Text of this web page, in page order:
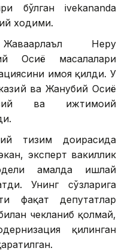
бўлган ivekananda
ходими.
Неру
Осиё масалалари
ҳимоя қилди. У
ва Жанубий Осиё
ва ижтимоий
тизим доирасида
эксперт вакиллик
амалда ишлай
Унинг сўзларига
фақат депутатлар
чекланиб қолмай,
қилинган